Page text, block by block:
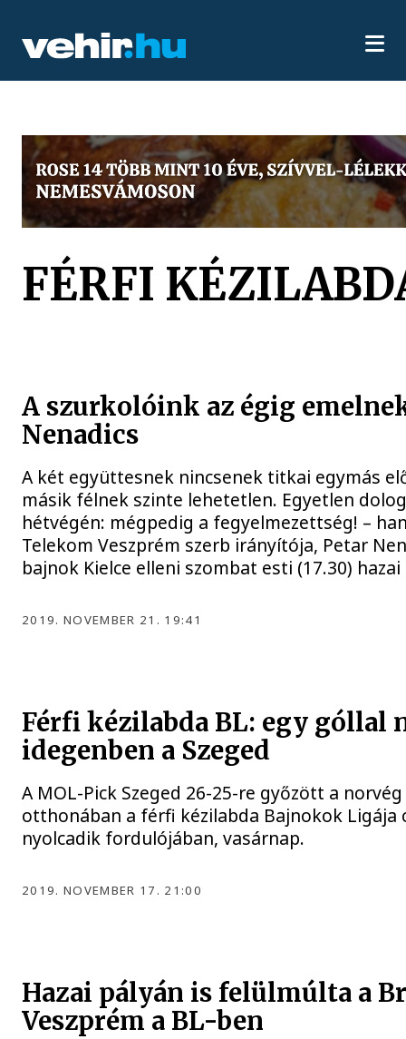
FÉRFI
A szurkolóink az égig
Nenadics
A két együttesnek nincsenek titkai egymás
másik félnek szinte lehetetlen. Egyetlen
hétvégén: mégpedig a fegyelmezettség! –
Telekom Veszprém szerb irányítója, Petar
bajnok Kielce elleni szombat esti (17.30)
2019. NOVEMBER 21. 19:41
Férfi kézilabda BL: egy góllal
idegenben a Szeged
A MOL-Pick Szeged 26-25-re győzött a
otthonában a férfi kézilabda Bajnokok Ligája
nyolcadik fordulójában, vasárnap.
2019. NOVEMBER 17. 21:00
Hazai pályán is felülmúlta a
Veszprém a BL-ben